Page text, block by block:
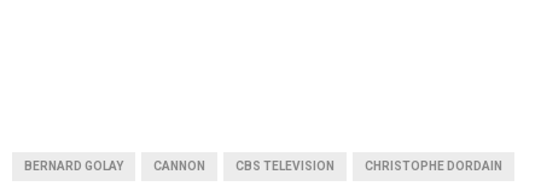
BERNARD GOLAY CANNON CBS TELEVISION CHRISTOPHE DORDAIN